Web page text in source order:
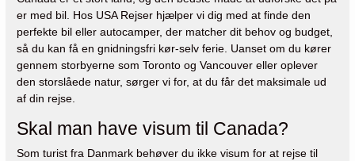
er med bil. Hos USA Rejser hjælper vi dig med at finde den
perfekte bil eller autocamper, der matcher dit behov og budget,
så du kan få en gnidningsfri kør-selv ferie. Uanset om du kører
gennem storbyerne som Toronto og Vancouver eller oplever
den storslåede natur, sørger vi for, at du får det maksimale ud
af din rejse.
Skal man have visum til Canada?
Som turist fra Danmark behøver du ikke visum for at rejse til